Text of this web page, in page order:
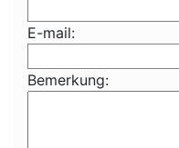
E-mail:
Bemerkung: